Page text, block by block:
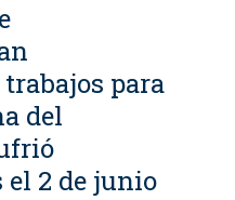
para
del
2 de junio